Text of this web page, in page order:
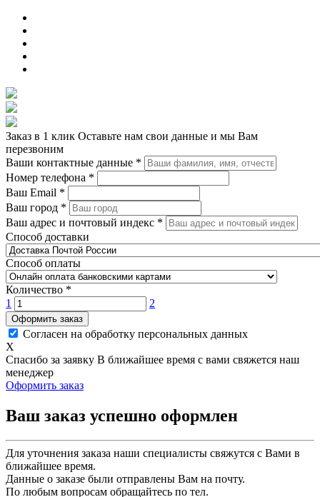
Заказ в 1 клик Оставьте нам свои данные и мы Вам
перезвоним
Ваши контактные данные *
Номер телефона *
Ваш Email *
Ваш город *
Ваш адрес и почтовый индекс *
Способ доставки
Способ оплаты
Количество *
1
2
Оформить заказ
Согласен на обработку персональных данных
X
Спасибо за заявку В ближайшее время с вами свяжется наш
менеджер
Оформить заказ
Ваш заказ успешно оформлен
Для уточнения заказа наши специалисты свяжутся с Вами в
ближайшее время.
Данные о заказе были отправлены Вам на почту.
По любым вопросам обращайтесь по тел.